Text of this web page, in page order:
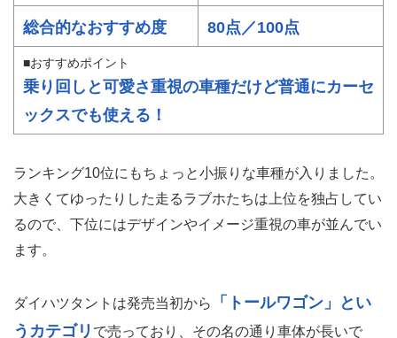
総合的なおすすめ度 80点／100点
■おすすめポイント
乗り回しと可愛さ重視の車種だけど普通にカーセ
ックスでも使える！
ランキング10位にもちょっと小振りな車種が入りました。
大きくてゆったりした走るラブホたちは上位を独占してい
るので、下位にはデザインやイメージ重視の車が並んでい
ます。
ダイハツタントは発売当初から
「トールワゴン」とい
うカテゴリ で売っており、その名の通り車体が長いで